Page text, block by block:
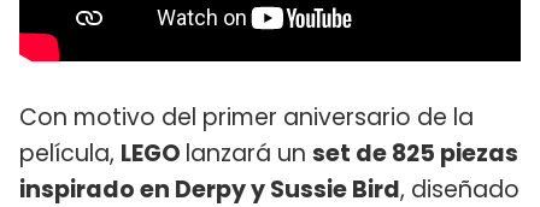
Con motivo del primer aniversario de la
película, LEGO lanzará un set de 825 piezas
inspirado en Derpy y Sussie Bird, diseñado